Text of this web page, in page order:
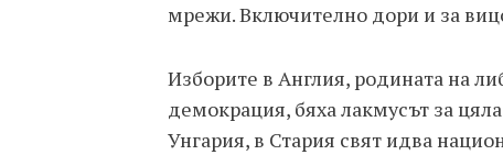
мрежи. Включително дори и за
Изборите в Англия, родината на
демокрация, бяха лакмусът за
Унгария, в Стария свят идва